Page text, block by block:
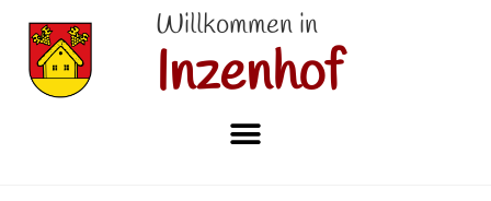
Willkommen in
Inzenhof